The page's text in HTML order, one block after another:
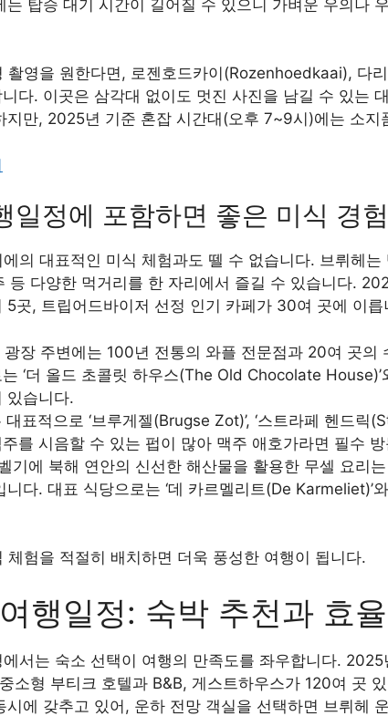
는 탑승 대기 시간이 길어질 수 있으니 가벼운 우의나
촬영을 원한다면, 로젠호드카이(Rozenhoedkaai), 다
다. 이곳은 삼각대 없이도 멋진 사진을 남길 수 있는
지만, 2025년 기준 혼잡 시간대(오후 7~9시)에는 소지
일정에 포함하면 좋은 미식 경험
의 대표적인 미식 체험과도 뗄 수 없습니다. 브뤼헤
등 다양한 먹거리를 한 자리에서 즐길 수 있습니다.
5곳, 트립어드바이저 선정 인기 카페가 30여 곳에 이릅
광장 주변에는 100년 전통의 와플 전문점과 20여 곳의
‘더 올드 초콜릿 하우스(The Old Chocolate House)’
있습니다.
대표적으로 ‘브루게젤(Brugse Zot)’, ‘스트라페 헨드릭
를 시음할 수 있는 펍이 많아 맥주 애호가라면 필수
기에 북해 연안의 신선한 해산물을 활용한 무셀 요리
다. 대표 식당으로는 ‘데 카르멜리트(De Karmeliet)’
체험을 적절히 배치하면 더욱 풍성한 여행이 됩니다.
행일정: 숙박 추천과 효
서는 숙소 선택이 여행의 만족도를 좌우합니다.
소형 부티크 호텔과 B&B, 게스트하우스가 120여 곳
에 갖추고 있어, 운하 전망 객실을 선택하면 브뤼헤